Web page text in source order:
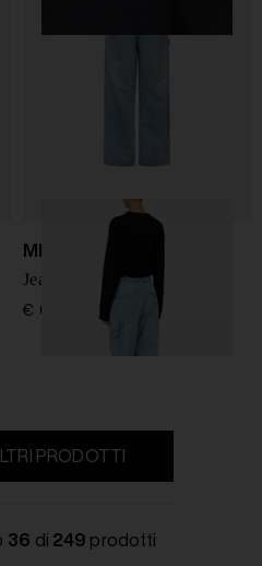
MM6 Maison Margiela
Jeans in denim di cotone
€ 630,00
PRODOTTI
36 di 249 prodotti